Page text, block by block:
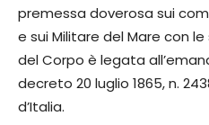
premessa doverosa sui
e sui Militare del Mare con
del Corpo è legata
decreto 20 luglio 1865, n.
d’Italia.